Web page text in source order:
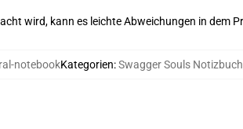
wird, kann es leichte Abweichungen in dem
notebookKategorien:Swagger Souls Notizbuch